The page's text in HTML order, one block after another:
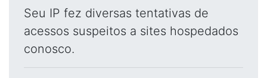
Seu IP fez diversas tentativas de
acessos suspeitos a sites hospedados
conosco.